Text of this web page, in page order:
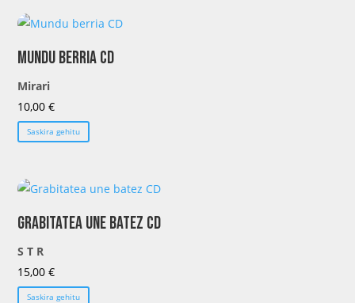
Mundu berria CD
Mirari
10,00€
Saskira gehitu
Grabitatea une batez CD
S T R
15,00€
Saskira gehitu